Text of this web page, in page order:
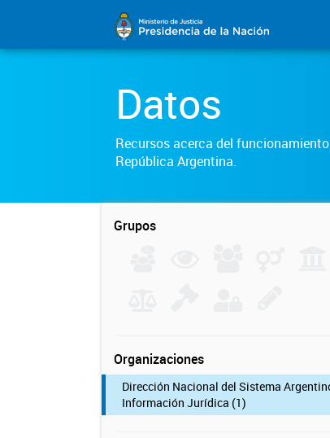
Datos
Recursos acerca del
República Argentina.
Grupos
Organizaciones
Dirección Nacional del Sistema
Información Jurídica (1)